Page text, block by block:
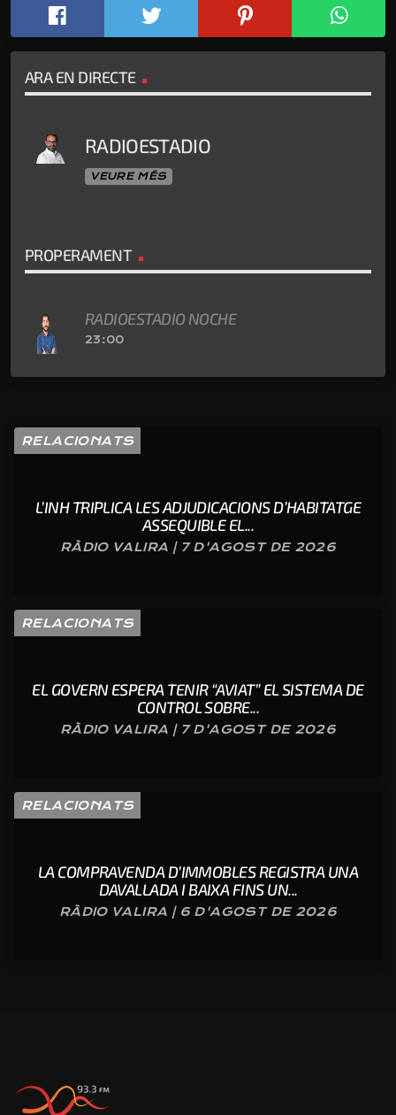
ARA EN DIRECTE
RADIOESTADIO
VEURE MÉS
PROPERAMENT
RADIOESTADIO NOCHE
23:00
RELACIONATS
L’INH TRIPLICA LES ADJUDICACIONS D’HABITATGE
ASSEQUIBLE EL...
RÀDIO VALIRA | 7 D'AGOST DE 2026
RELACIONATS
EL GOVERN ESPERA TENIR “AVIAT” EL SISTEMA DE
CONTROL SOBRE...
RÀDIO VALIRA | 7 D'AGOST DE 2026
RELACIONATS
LA COMPRAVENDA D’IMMOBLES REGISTRA UNA
DAVALLADA I BAIXA FINS UN...
RÀDIO VALIRA | 6 D'AGOST DE 2026